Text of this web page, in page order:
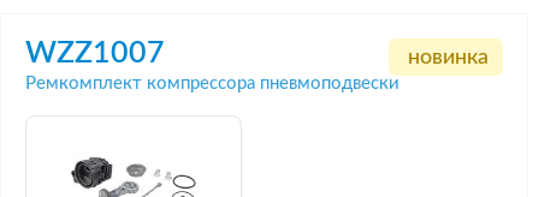
WZZ1007
Ремкомплект компрессора пневмоподвески
новинка